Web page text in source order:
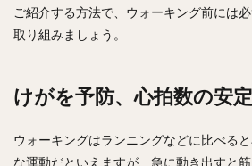
ご紹介する方法で、ウォーキング前には
取り組みましょう。
けがを予防、心拍数の安
ウォーキングはランニングなどに比べる
な運動だといえますが、急に動き出すと